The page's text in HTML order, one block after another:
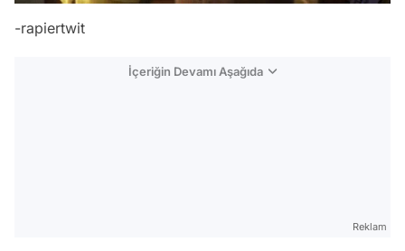
-rapiertwit
İçeriğin Devamı Aşağıda
Reklam